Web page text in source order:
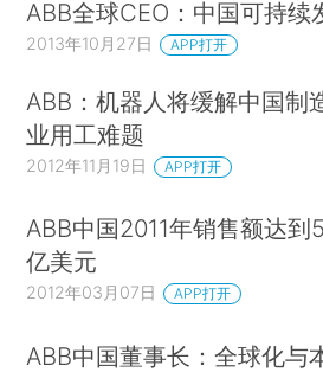
ABB全球CEO：中国可持续
2013年10月27日 APP打开
ABB：机器人将缓解中国制
业用工难题
2012年11月19日 APP打开
ABB中国2011年销售额达到
亿美元
2012年03月07日 APP打开
ABB中国董事长：全球化与